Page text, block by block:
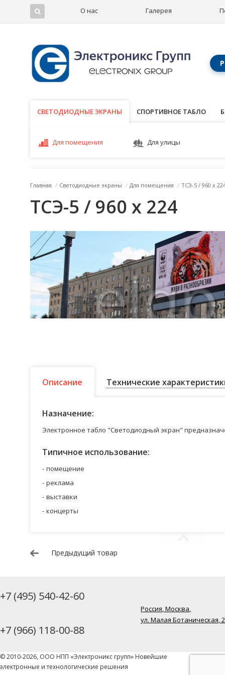
О нас Галерея
СВЕТОДИОДНЫЕ ЭКРАНЫ
СВЕТОДИОДНЫЕ ЭКРАНЫ СПОРТИВНОЕ ТАБЛО
Для помещения Для улицы
Главная / Светодиодные экраны / Для помещения / ТСЭ-5 / 960 x
ТСЭ-5 / 960 x 224
Описание Технические
Назначение:
Электронное табло "Светодиодный экран"
Типичное использование:
помещение
реклама
выставки
концерты
Предыдущий товар
+7 (495) 540-42-60
+7 (966) 118-00-88
Россия, Москва,
ул. Малая Ботаническая,
© 2010-2026, ООО НПП «Электроникс групп» Новейшие
электронные и технологические решения